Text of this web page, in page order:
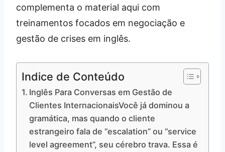
complementa o material aqui com
treinamentos focados em negociação e
gestão de crises em inglês.
Indice de Conteúdo
Inglês Para Conversas em Gestão de
Clientes InternacionaisVocê já dominou a
gramática, mas quando o cliente
estrangeiro fala de “escalation” ou “service
level agreement”, seu cérebro trava. Essa é